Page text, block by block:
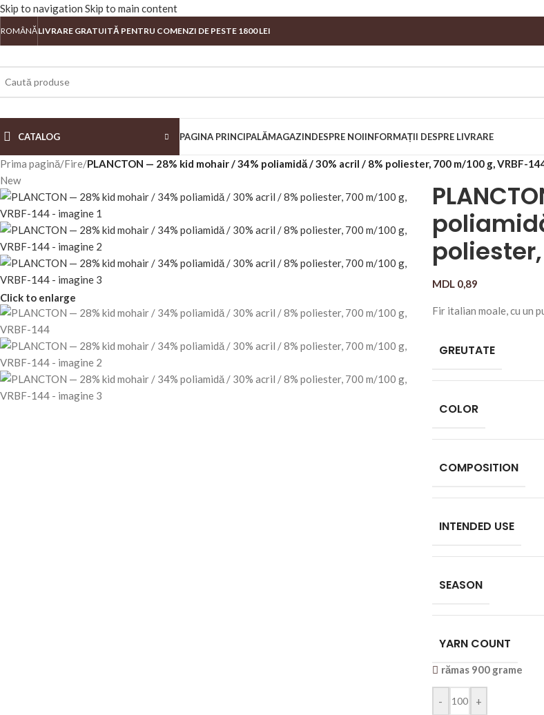
Skip to navigation Skip to main content
ROMÂNĂLIVRARE GRATUITĂ PENTRU COMENZI DE PESTE 1800 LEI
CATALOG PAGINA PRINCIPALĂMAGAZINDESPRE NOIINFORMAȚII DESPRE LIVRARE
Prima pagină/Fire/PLANCTON — 28% kid mohair / 34% poliamidă / 30% acril / 8% poliester, 700 m/100 g, VRBF-
New
Click to enlarge
MDL0,89
Fir italian moale, cu un
GREUTATE
COLOR
COMPOSITION
INTENDED USE
SEASON
YARN COUNT
rămas 900 grame
- +